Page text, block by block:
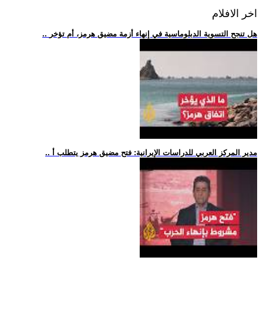
اخر الافلام
.. هل تنجح التسوية الدبلوماسية في إنهاء أزمة مضيق هرمز، أم تؤخر
.. مدير المركز العربي للدراسات الإيرانية: فتح مضيق هرمز يتطلب أ